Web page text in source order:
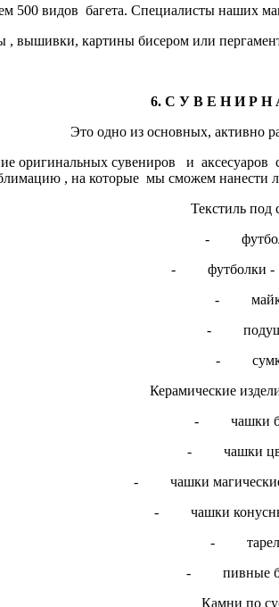
500 видов багета. Специалисты наших
, вышивки, картины бисером или
6. С У В Е Н И Р Н А
Это одно из основных, активно
оригинальных сувениров и
, на которые мы сможем нанести
Текстиль
-
- футболки -
-
-
-
Керамические
- чашки
- чашки
- чашки магические
- чашки
-
- пивные
Камни по